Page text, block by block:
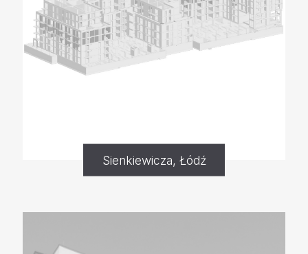
Sienkiewicza, Łódź